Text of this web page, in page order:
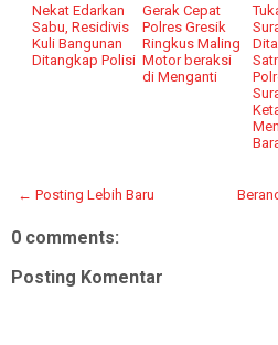
Nekat Edarkan
Sabu, Residivis
Kuli Bangunan
Ditangkap Polisi
Gerak Cepat
Polres Gresik
Ringkus Maling
Motor beraksi
di Menganti
← Posting Lebih Baru
0 comments:
Posting Komentar